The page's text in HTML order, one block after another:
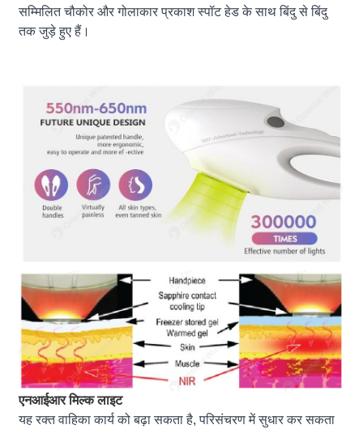
सम्मिलित चौकोर और गोलाकार प्रकाश स्पॉट हेड के साथ बिंदु से बिंदु
तक जुड़े हुए हैं।
एनआईआर मिल्क लाइट
यह रक्त वाहिका कार्य को बढ़ा सकता है, परिसंचरण में सुधार कर सकता